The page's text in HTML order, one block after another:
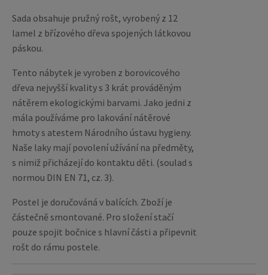
Sada obsahuje pružný rošt, vyrobený z 12
lamel z břízového dřeva spojených látkovou
páskou.
Tento nábytek je vyroben z borovicového
dřeva nejvyšší kvality s 3 krát prováděným
nátěrem ekologickými barvami. Jako jedni z
mála používáme pro lakování nátěrové
hmoty s atestem Národního ústavu hygieny.
Naše laky mají povolení užívání na předměty,
s nimiž přicházejí do kontaktu děti. (soulad s
normou DIN EN 71, cz. 3).
Postel je doručováná v balících. Zboží je
částečně smontované. Pro složení stačí
pouze spojit bočnice s hlavní části a připevnit
rošt do rámu postele.